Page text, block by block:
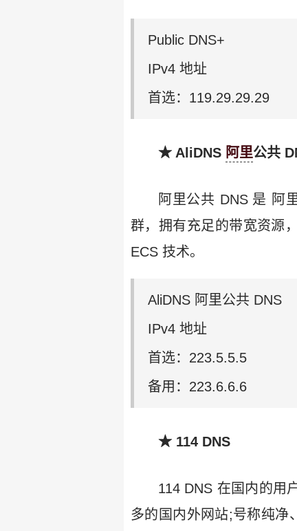
Public DNS+
IPv4 地址
首选：119.29.29.29
★ AliDNS 阿里公共
阿里公共 DNS 是 阿
群，拥有充足的带宽资源
ECS 技术。
AliDNS 阿里公共 DNS
IPv4 地址
首选：223.5.5.5
备用：223.6.6.6
★ 114 DNS
114 DNS 在国内的用
多的国内外网站;号称纯净